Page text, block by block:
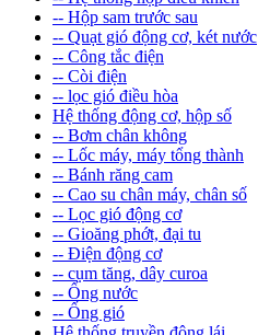
-- Hộp sam trước sau
-- Quạt gió động cơ, két nước
-- Công tắc điện
-- Còi điện
-- lọc gió điều hòa
Hệ thống động cơ, hộp số
-- Bơm chân không
-- Lốc máy, máy tổng thành
-- Bánh răng cam
-- Cao su chân máy, chân số
-- Lọc gió động cơ
-- Gioăng phớt, đại tu
-- Điện động cơ
-- cụm tăng, dây curoa
-- Ống nước
-- Ống gió